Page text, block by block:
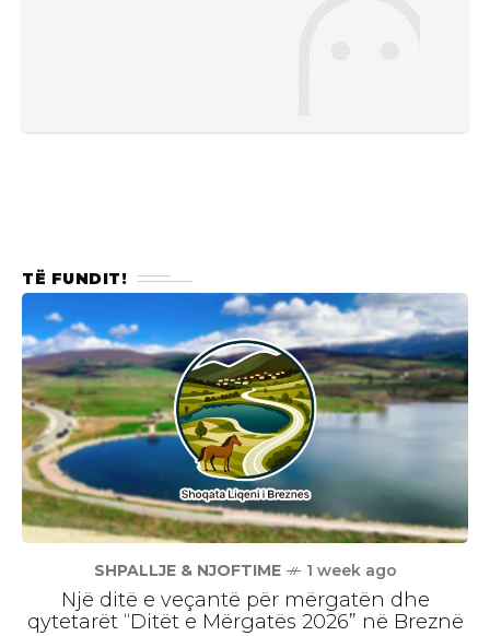
TË FUNDIT!
SHPALLJE & NJOFTIME 1 week ago
Një ditë e veçantë për mërgatën dhe
qytetarët “Ditët e Mërgatës 2026” në Breznë